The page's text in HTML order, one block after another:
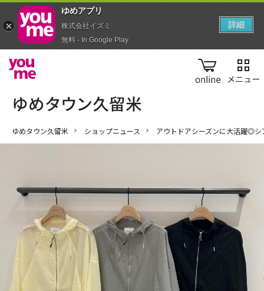
online
ゆめタウン久留米 ショップニュース アウトドアシーズンに大活躍◎
ゆめアプ‪リ‬
株式会社イズミ
無料 - In Google Play
詳細